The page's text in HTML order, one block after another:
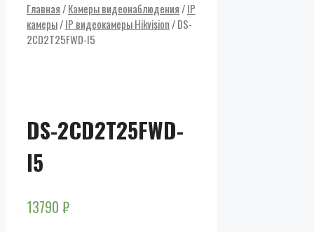
Главная/Камеры видеонаблюдения/IP
камеры/IP видеокамеры Hikvision/ DS-
2CD2T25FWD-I5
DS-2CD2T25FWD-
I5
13790 ₽